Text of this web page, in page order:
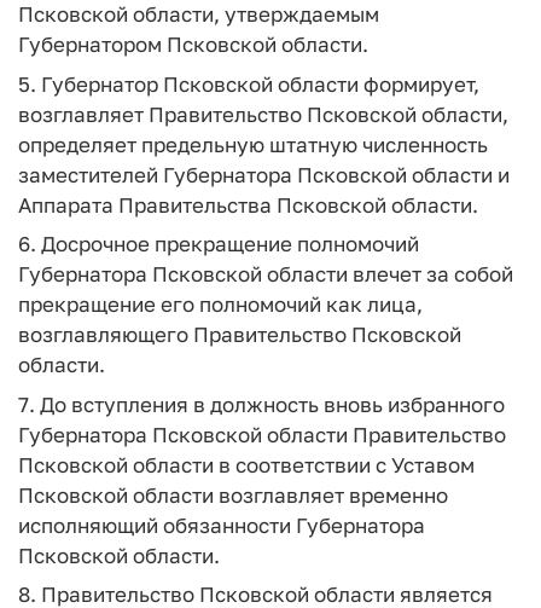
Псковской области, утверждаемым
Губернатором Псковской области.
5. Губернатор Псковской области формирует,
возглавляет Правительство Псковской области,
определяет предельную штатную численность
заместителей Губернатора Псковской области и
Аппарата Правительства Псковской области.
6. Досрочное прекращение полномочий
Губернатора Псковской области влечет за собой
прекращение его полномочий как лица,
возглавляющего Правительство Псковской
области.
7. До вступления в должность вновь избранного
Губернатора Псковской области Правительство
Псковской области в соответствии с Уставом
Псковской области возглавляет временно
исполняющий обязанности Губернатора
Псковской области.
8. Правительство Псковской области является